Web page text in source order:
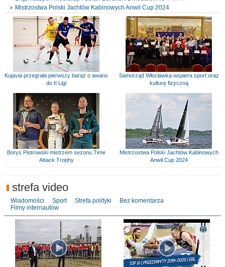
Mistrzostwa Polski Jachtów Kabinowych Anwil Cup 2024
Kujavia przegrała pierwszy baraż o awans
do II Ligi
Samorząd Włocławka wspiera sport oraz
kulturę fizyczną
Borys Piotrowski mistrzem sezonu Time
Attack Trophy
Mistrzostwa Polski Jachtów Kabinowych
Anwil Cup 2024
strefa video
Wiadomości Sport Strefa polityki
Bez komentarza
Filmy internautów